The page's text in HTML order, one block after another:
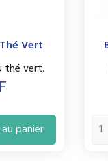
Vert
thé vert.
panier